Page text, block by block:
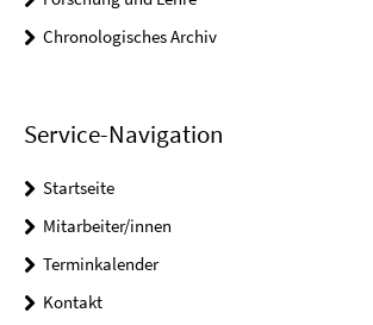
Chronologisches Archiv
Service-Navigation
Startseite
Mitarbeiter/innen
Terminkalender
Kontakt